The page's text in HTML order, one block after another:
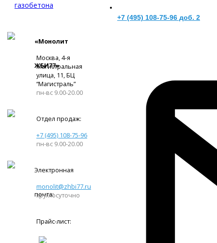
газобетона
«Монолит
ЖБИ77»
Москва, 4-я
Магистральная
улица, 11, ​БЦ
“Магистраль”
пн-вс 9.00-20.00
Отдел продаж:
+7 (495) 108-75-96
пн-вс 9.00-20.00
Электронная
почта:
monolit@zhbi77.ru
круглосуточно
Прайс-лист:
+7 (495) 108-75-96 доб. 2